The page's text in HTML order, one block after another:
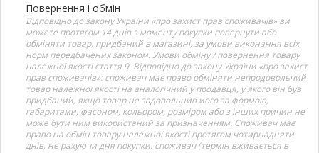
Повернення і обмін
Відповідно до закону України «про захист прав споживачів» ви
можете протягом 14 днів з моменту покупки повернути або
обміняти товар, придбаний в магазині, за умови виконання всіх
норм передбачених законом. Умови обміну / повернення товару
належної якості стаття 9. Відповідно до закону України «про захист
прав споживачів»: споживач має право обміняти непродовольчий
товар належної якості на аналогічний у продавця, у якого він був
придбаний, якщо товар не задовольнив його за формою,
габаритами, фасоном, кольором, розміром або з інших причин не
може бути ним використаний за призначенням. Споживач має
право на обмін товару належної якості протягом чотирнадцяти
днів, не рахуючи дня покупки. споживач (термін вживається в